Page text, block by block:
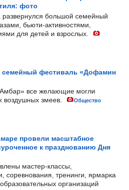
фото
развернулся большой семейный
бьюти-активностями,
для детей и взрослых.
фестиваль «Дофамин
все желающие могли
воздушных змеев.
Общество
провели масштабное
к празднованию Дня
мастер-классы,
соревнования, тренинги, ярмарка
организаций